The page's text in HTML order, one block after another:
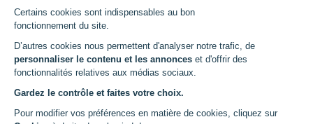
Case postale 1013
1001 Lausanne
Pied
de
Aide et contact arrow_forward
Politique des cookies arrow_outward
Protection des données arrow_outward
DOCUMENTS
Chartes
Photos
Règlements